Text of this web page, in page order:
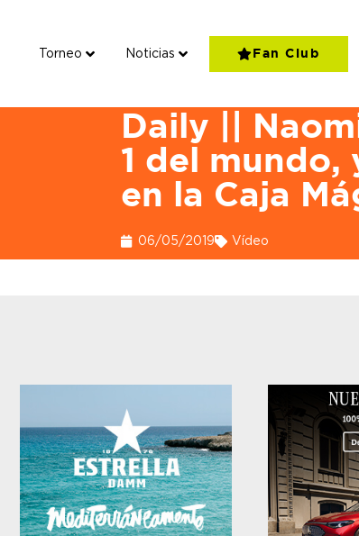
Torneo Noticias Fan Club
Torneo Noticias
Daily ||
1 del mundo,
en la Caja
06/05/2019 Vídeo